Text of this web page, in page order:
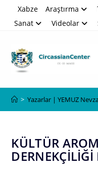
Xabze Araştırma
Sanat
Videolar
> Yazarlar | YEMUZ
KÜLTÜR